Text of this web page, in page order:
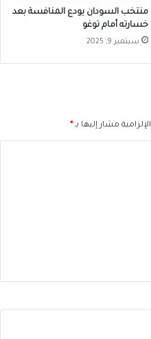
منتخب السودان يودع المنافسة بعد
خسارته أمام توغو
سبتمبر 9, 2025
مشار إليها بـ *